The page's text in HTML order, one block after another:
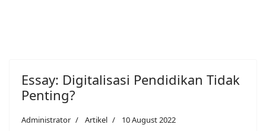
Essay: Digitalisasi Pendidikan Tidak
Penting?
Administrator Artikel 10 August 2022